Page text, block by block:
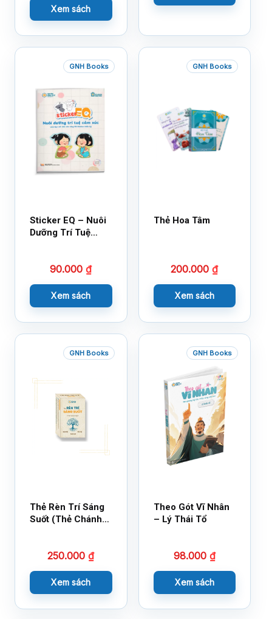
Xem sách
GNH Books
Sticker EQ – Nuôi
Dưỡng Trí Tuệ
Cùng 150 Sticker
90.000₫
Xem sách
GNH Books
Thẻ Hoa Tâm
200.000₫
Xem sách
GNH Books
Thẻ Rèn Trí Sáng
Suốt (Thẻ Chánh
250.000₫
Xem sách
GNH Books
Theo Gót Vĩ Nhân
– Lý Thái Tổ
98.000 ₫
Xem sách